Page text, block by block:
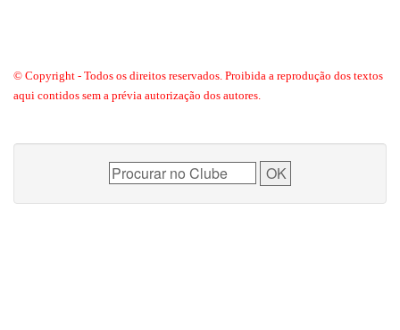
© Copyright - Todos os direitos reservados. Proibida a reprodução dos textos
aqui contidos sem a prévia autorização dos autores.